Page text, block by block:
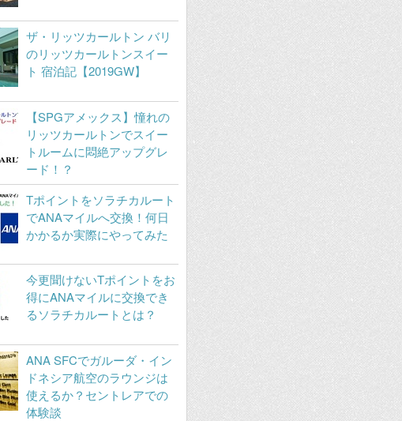
ザ・リッツカールトン バリ
のリッツカールトンスイー
ト 宿泊記【2019GW】
【SPGアメックス】憧れの
リッツカールトンでスイー
トルームに悶絶アップグレ
ード！？
Tポイントをソラチカルート
でANAマイルへ交換！何日
かかるか実際にやってみた
今更聞けないTポイントをお
得にANAマイルに交換でき
るソラチカルートとは？
ANA SFCでガルーダ・イン
ドネシア航空のラウンジは
使えるか？セントレアでの
体験談